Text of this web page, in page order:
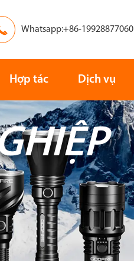
Whatsapp:+86-19928877060
Tìm kiếm
Hợp tác Dịch vụ
Châu Á